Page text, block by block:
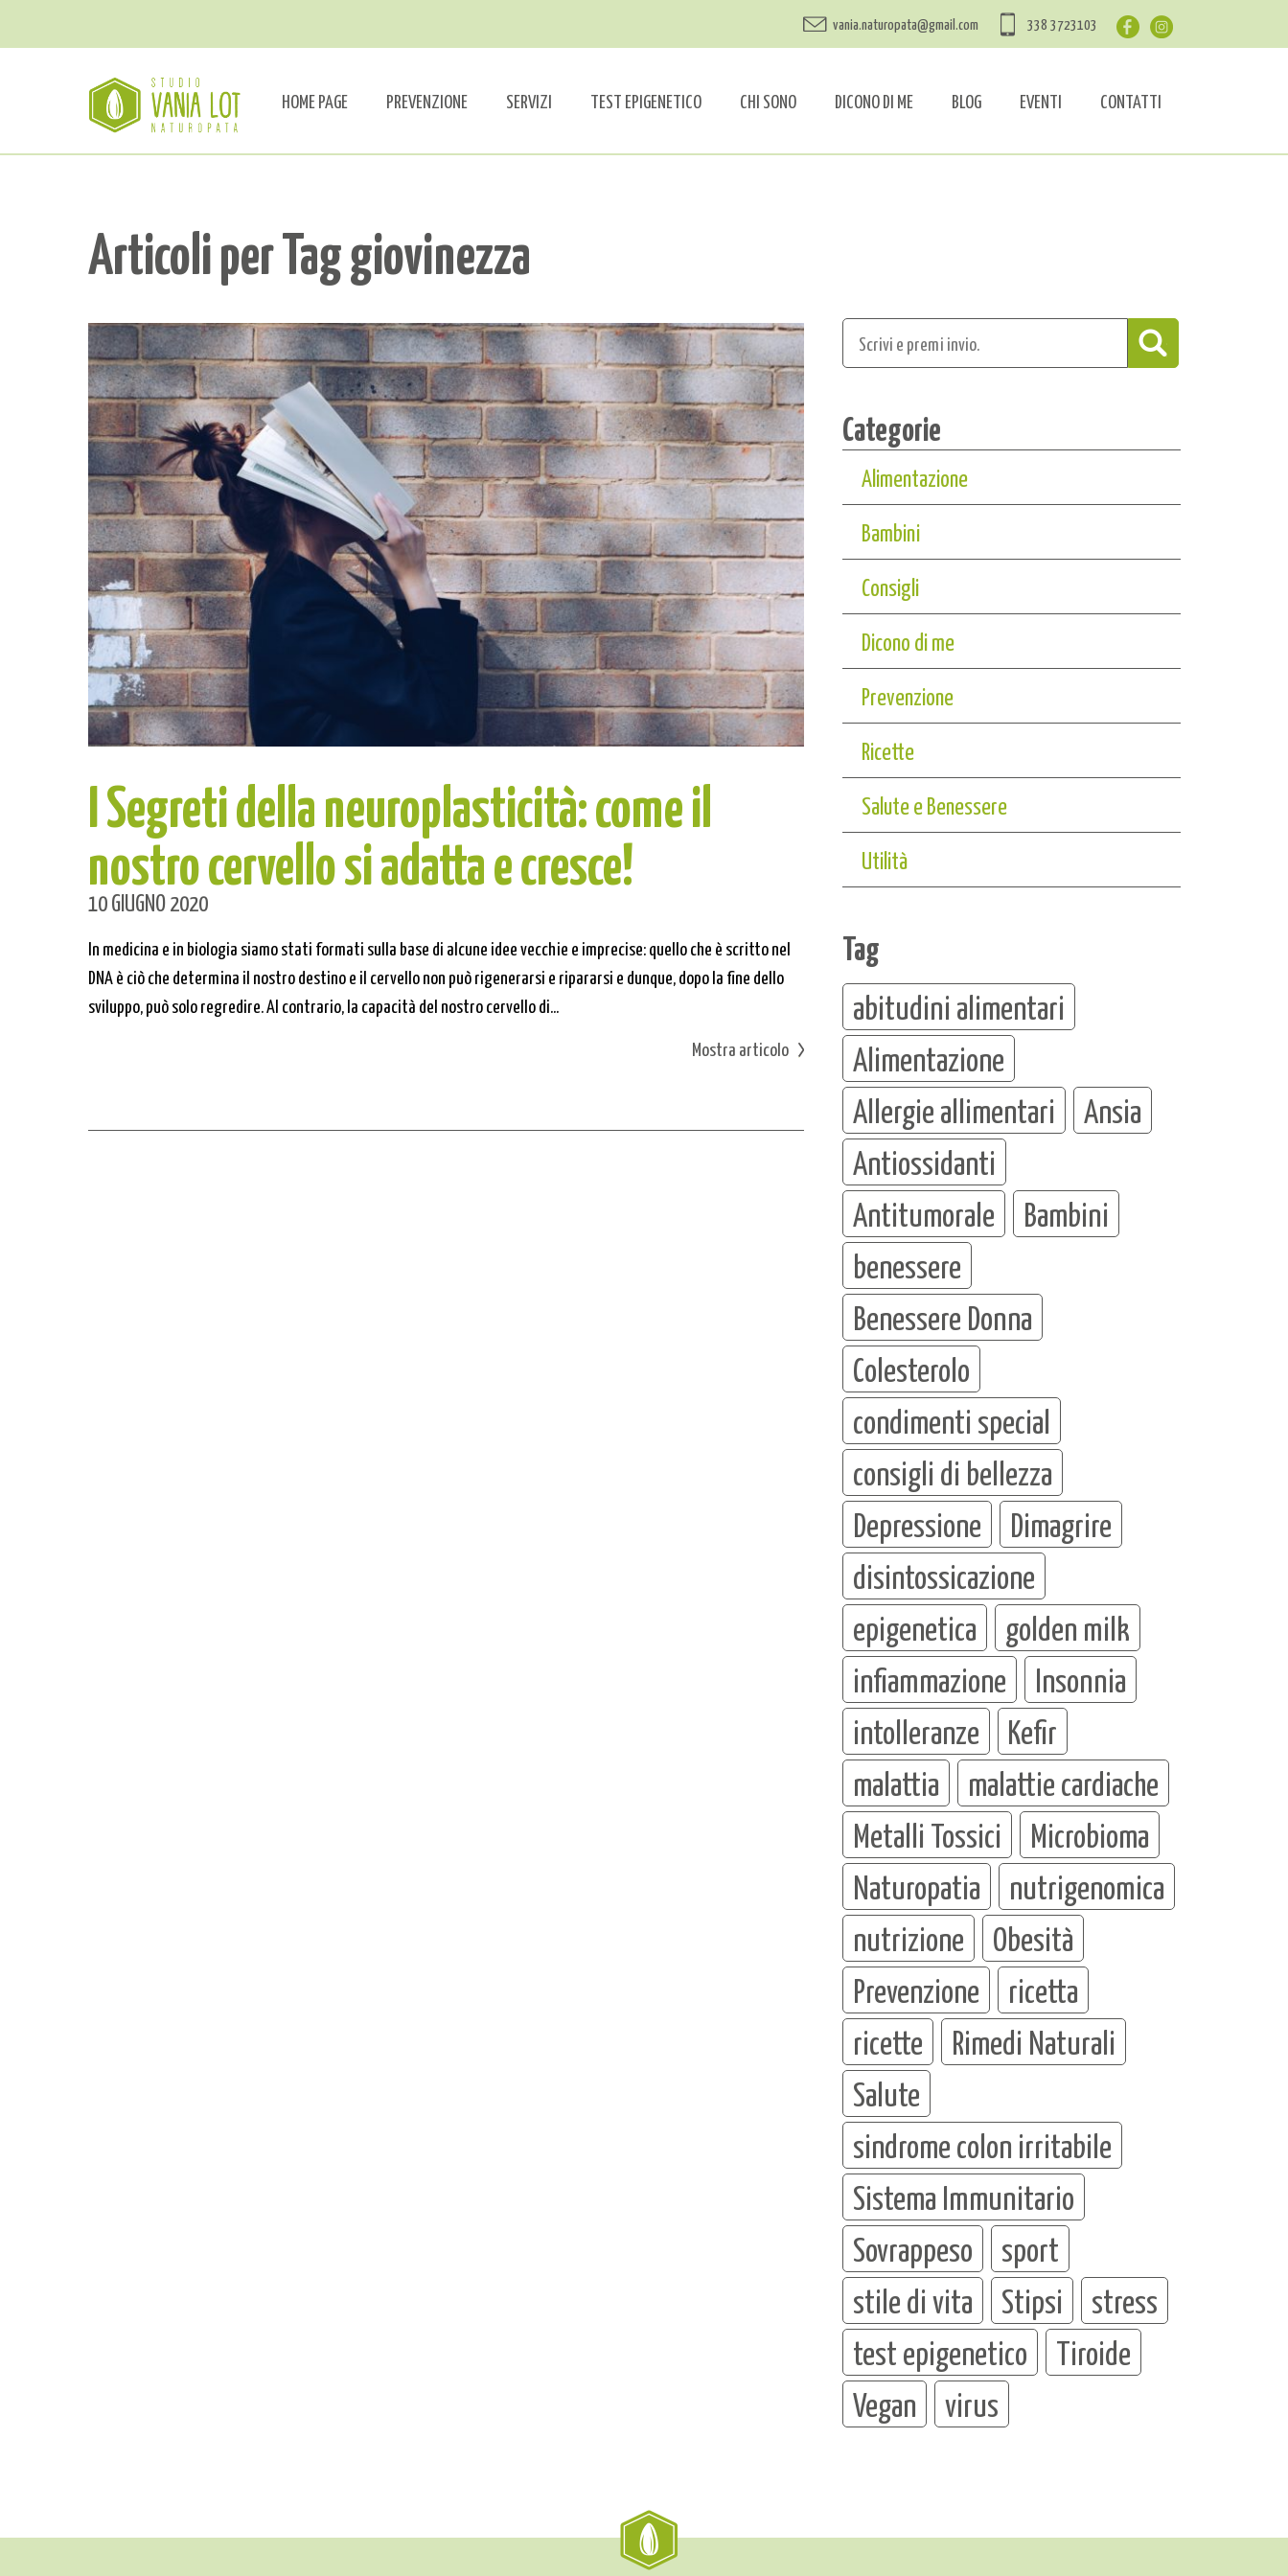
vania.naturopata@gmail.com 338 3723103
HOME PAGE PREVENZIONE SERVIZI TEST EPIGENETICO CHI SONO DICONO DI ME BLOG EVENTI CONTATTI
Articoli per Tag giovinezza
I Segreti della neuroplasticità: come il
nostro cervello si adatta e cresce!
10 GIUGNO 2020
In medicina e in biologia siamo stati formati sulla base di alcune idee vecchie e imprecise: quello che è scritto nel
DNA è ciò che determina il nostro destino e il cervello non può rigenerarsi e ripararsi e dunque, dopo la fine dello
sviluppo, può solo regredire. Al contrario, la capacità del nostro cervello di...
Mostra articolo
Categorie
Alimentazione
Bambini
Consigli
Dicono di me
Prevenzione
Ricette
Salute e Benessere
Utilità
Tag
abitudini alimentari
Alimentazione
Allergie allimentari
Ansia
Antiossidanti
Antitumorale
Bambini
benessere
Benessere Donna
Colesterolo
condimenti special
consigli di bellezza
Depressione
Dimagrire
disintossicazione
epigenetica
golden milk
infiammazione
Insonnia
intolleranze
Kefir
malattia
malattie cardiache
Metalli Tossici
Microbioma
Naturopatia
nutrigenomica
nutrizione
Obesità
Prevenzione
ricetta
ricette
Rimedi Naturali
Salute
sindrome colon irritabile
Sistema Immunitario
Sovrappeso
sport
stile di vita
Stipsi
stress
test epigenetico
Tiroide
Vegan
virus